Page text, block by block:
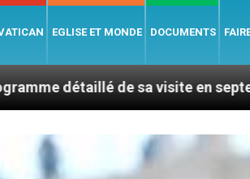
EGLISE ET MONDE DOCUMENTS
visite en septembre – 7 titres,